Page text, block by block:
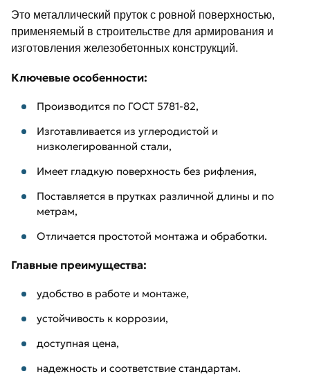
Это металлический пруток с ровной поверхностью,
применяемый в строительстве для армирования и
изготовления железобетонных конструкций.
Ключевые особенности:
Производится по ГОСТ 5781-82,
Изготавливается из углеродистой и
низколегированной стали,
Имеет гладкую поверхность без рифления,
Поставляется в прутках различной длины и по
метрам,
Отличается простотой монтажа и обработки.
Главные преимущества:
удобство в работе и монтаже,
устойчивость к коррозии,
доступная цена,
надежность и соответствие стандартам.